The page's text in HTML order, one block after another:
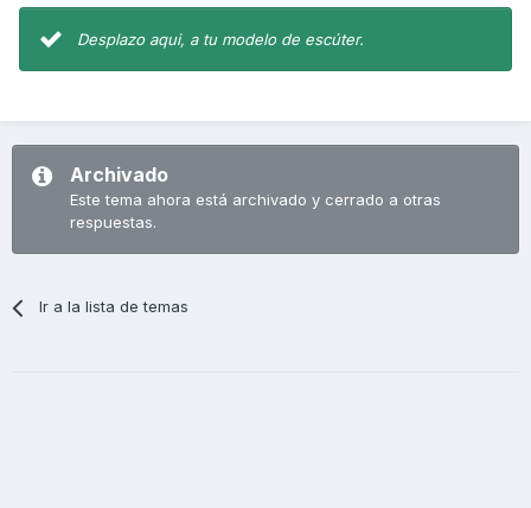
Desplazo aqui, a tu modelo de escúter.
Archivado
Este tema ahora está archivado y cerrado a otras
respuestas.
Ir a la lista de temas